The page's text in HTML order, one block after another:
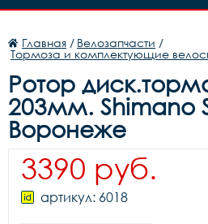
Главная / Велозапчасти /
Тормоза и комплектующие
Ротор
203мм. Shimano
Воронеже
3390 руб.
артикул: 6018